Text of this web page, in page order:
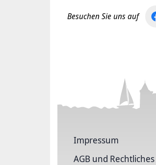
Besuchen Sie uns auf
Impressum
AGB und Rechtliches